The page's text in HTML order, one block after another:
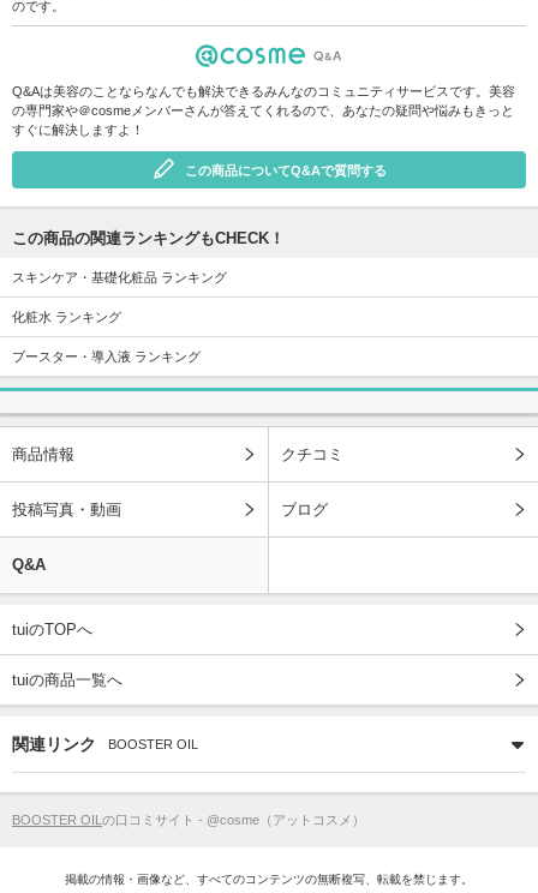
のです。
Q&Aは美容のことならなんでも解決できるみんなのコミュニティサービスです。美容
の専門家や＠cosmeメンバーさんが答えてくれるので、あなたの疑問や悩みもきっと
すぐに解決しますよ！
この商品についてQ&Aで質問する
この商品の関連ランキングもCHECK！
スキンケア・基礎化粧品 ランキング
化粧水 ランキング
ブースター・導入液 ランキング
商品情報 クチコミ
投稿写真・動画 ブログ
Q&A
tuiのTOPへ
tuiの商品一覧へ
関連リンク BOOSTER OIL
BOOSTER OIL の口コミサイト - @cosme（アットコスメ）
掲載の情報・画像など、すべてのコンテンツの無断複写、転載を禁じます。